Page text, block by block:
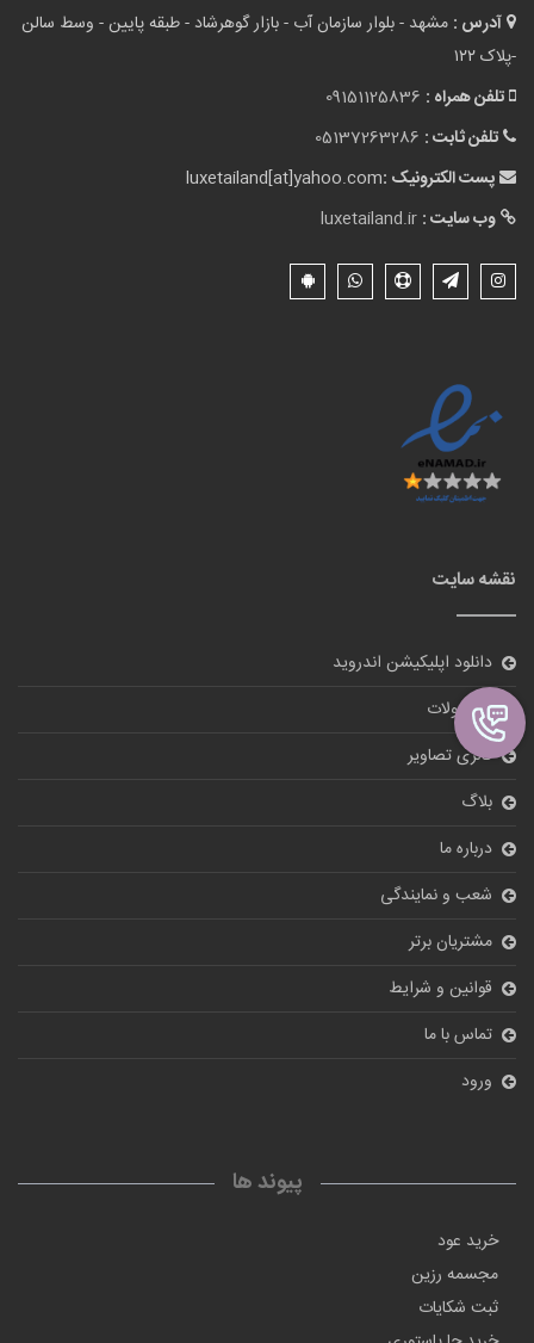
آدرس : مشهد - بلوار سازمان آب - بازار گوهرشاد - طبقه پایین - وسط سالن
-پلاک ۱۲۲
تلفن همراه : 09151125836
تلفن ثابت : 05137263286
پست الکترونیک :luxetailand[at]yahoo.com
وب سایت : luxetailand.ir
نقشه سایت
دانلود اپلیکیشن اندروید
محصولات
گالری تصاویر
بلاگ
درباره ما
شعب و نمایندگی
مشتریان برتر
قوانین و شرایط
تماس با ما
ورود
پیوند ها
خرید عود
مجسمه رزین
ثبت شکایات